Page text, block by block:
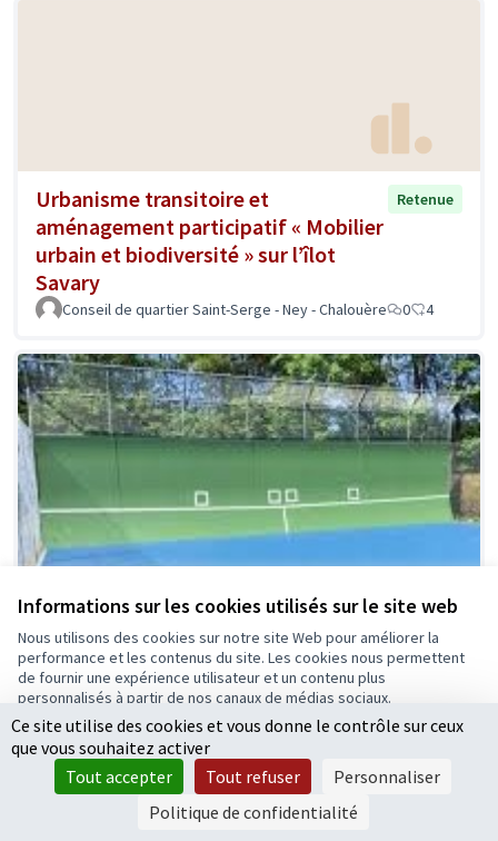
Informations sur les cookies utilisés sur le site web
Nous utilisons des cookies sur notre site Web pour améliorer la
performance et les contenus du site. Les cookies nous permettent
de fournir une expérience utilisateur et un contenu plus
personnalisés à partir de nos canaux de médias sociaux.
Tout accepter
Accepter seulement les cookies essentiels
Paramètres
Urbanisme transitoire et
aménagement participatif « Mobilier
urbain et biodiversité » sur l’îlot
Savary
Retenue
Conseil de quartier Saint-Serge - Ney - Chalouère 0 4
On (re) fait le mur !
Retenue
NathActiv
0 1
Ce site utilise des cookies et vous donne le contrôle sur ceux
que vous souhaitez activer
Tout accepter
Tout refuser
Personnaliser
Politique de confidentialité